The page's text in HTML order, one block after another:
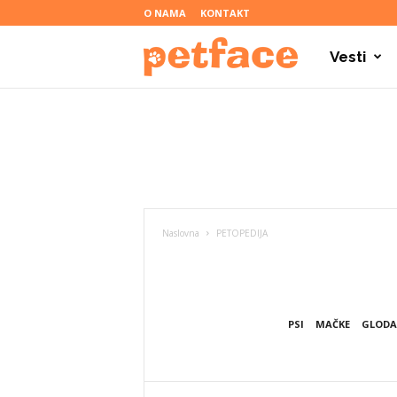
O NAMA KONTAKT
Vesti
Naslovna PETOPEDIJA
PSI MAČKE